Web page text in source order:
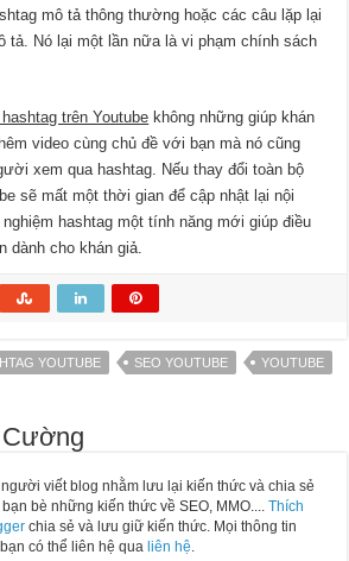
mô tả thông thường hoặc các câu lặp lại
tả. Nó lại một lần nữa là vi phạm chính sách
trên Youtube không những giúp khán
video cùng chủ đề với bạn mà nó cũng
xem qua hashtag. Nếu thay đổi toàn bộ
sẽ mất một thời gian để cập nhật lại nội
hashtag một tính năng mới giúp điều
dành cho khán giả.
YOUTUBE SEO YOUTUBE YOUTUBE
người viết blog nhằm lưu lại kiến thức và chia sẻ
bè những kiến thức về SEO, MMO....Thích
chia sẻ và lưu giữ kiến thức. Mọi thông tin
có thể liên hệ qua liên hệ.